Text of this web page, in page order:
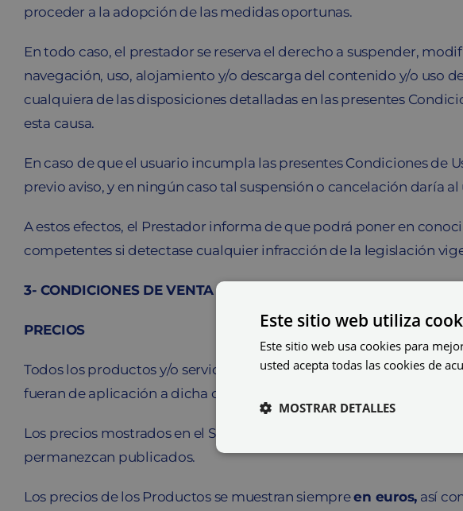
proceder a la adopción de las medidas oportunas.
En todo caso, el prestador se reserva el derecho a suspender,
navegación, uso, alojamiento y/o descarga del contenido y/o uso
cualquiera de las disposiciones detalladas en las presentes
esta causa.
En caso de que el usuario incumpla las presentes Condiciones de
previo aviso, y en ningún caso tal suspensión o cancelación daría
A estos efectos, el Prestador informa de que podrá poner en
competentes si detectase cualquier infracción de la legislación
3- CONDICIONES DE VENTA
PRECIOS
Todos los productos y/o servicios ofertados en el Sitio Web llevan
fueran de aplicación a dicha compra.
Los precios mostrados en el Sitio Web son de aplicación
permanezcan publicados.
Los precios de los Productos se muestran siempreen euros, así
Este sitio web utiliza
Este sitio web usa cookies para
usted acepta todas las cookies de
MOSTRAR DETALLES